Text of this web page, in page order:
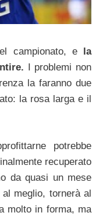
campionato, e
la
I problemi non
la faranno due
la rosa larga e il
potrebbe
recuperato
da quasi un mese
meglio, tornerà al
molto in forma, ma